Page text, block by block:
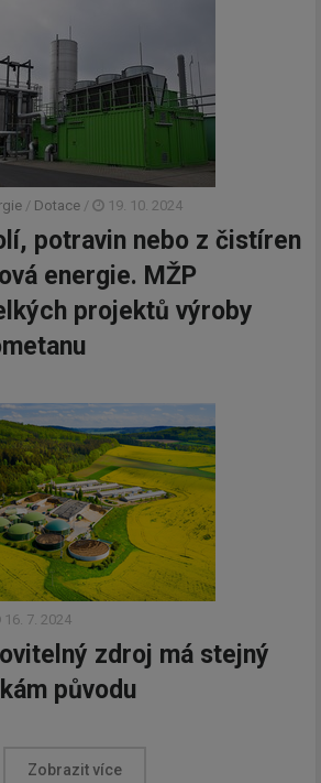
/ Dotace / 19. 10. 2024
potravin nebo z čistíren
energie. MŽP
projektů výroby
16. 7. 2024
zdroj má stejný
původu
Zobrazit více